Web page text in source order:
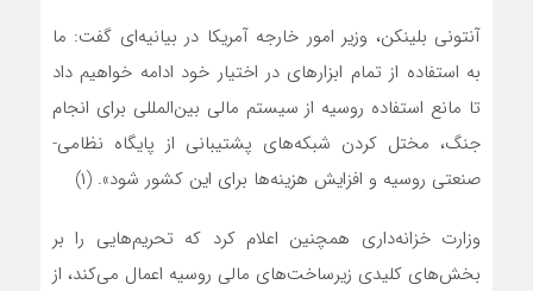
آنتونی بلینکن، وزیر امور خارجه آمریکا در بیانیه‌ای گفت: ما
به استفاده از تمام ابزارهای در اختیار خود ادامه خواهیم داد
تا مانع استفاده روسیه از سیستم مالی بین‌المللی برای انجام
جنگ، مختل کردن شبکه‌های پشتیبانی از پایگاه نظامی-
صنعتی روسیه و افزایش هزینه‌ها برای این کشور شود». (۱)
وزارت خزانه‌داری همچنین اعلام کرد که تحریم‌هایی را بر
بخش‌های کلیدی زیرساخت‌های مالی روسیه اعمال‌ می‌کند، از